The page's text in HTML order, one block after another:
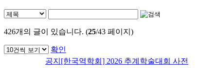
426개의 글이 있습니다. (25/43 페이지)
확인
공지 [한국역학회] 2026 추계학술대회 사전